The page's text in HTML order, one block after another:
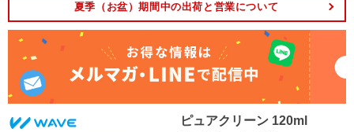
夏季（お盆）期間中の出荷と営業について
ピュアクリーン 120ml